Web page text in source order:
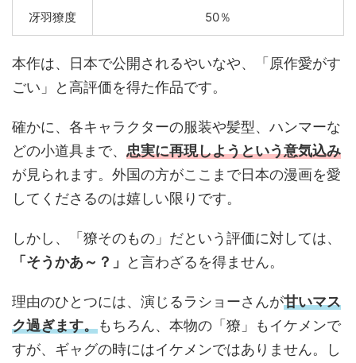
冴羽獠度 50％
本作は、日本で公開されるやいなや、「原作愛がす
ごい」と高評価を得た作品です。
確かに、各キャラクターの服装や髪型、ハンマーな
どの小道具まで、 忠実に再現しようという意気込み
が見られます。外国の方がここまで日本の漫画を愛
してくださるのは嬉しい限りです。
しかし、「獠そのもの」だという評価に対しては、
「そうかあ～？」
と言わざるを得ません。
理由のひとつには、演じるラショーさんが甘いマス
ク過ぎます。もちろん、本物の「獠」もイケメンで
すが、ギャグの時にはイケメンではありません。し